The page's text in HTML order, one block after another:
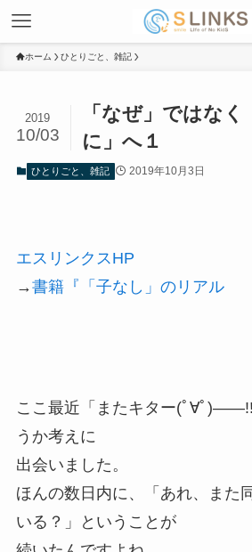
ホーム ひとりごと、雑記
「なぜ」ではな
に」へ１
2019
10/03
ひとりごと、雑記 2019年10月3日
エスリンクスHP
→書籍『「子なし」のリアル
ここ最近「またキター(ﾟ∀ﾟ
うか考えに
出会いました。
ほんの数日内に、「あれ、また
いる？」ということが